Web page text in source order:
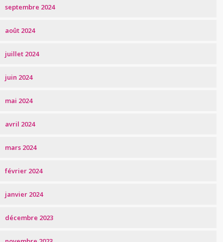
septembre 2024
août 2024
juillet 2024
juin 2024
mai 2024
avril 2024
mars 2024
février 2024
janvier 2024
décembre 2023